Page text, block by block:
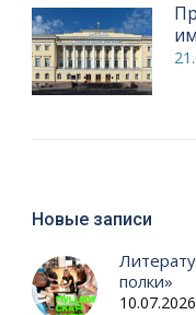
Новые записи
полки»
10.07.2026